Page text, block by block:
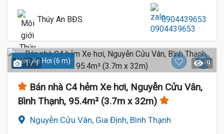
Thúy An BĐS 0904439653
Hẻm Xe Hơi (6 m)
1 / 1 9
Bán nhà C4 hẻm Xe hơi, Nguyễn Cửu Vân,
Bình Thạnh, 95.4m² (3.7m x 32m)
Nguyễn Cửu Vân, Gia Định, Bình Thạnh